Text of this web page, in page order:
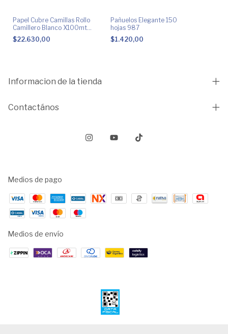
Papel Cubre Camillas Rollo
Camillero Blanco X100mts
50cm
$22.630,00
Pañuelos Elegante 150
hojas 987
$1.420,00
Informacion de la tienda
Contactános
Medios de pago
Medios de envío